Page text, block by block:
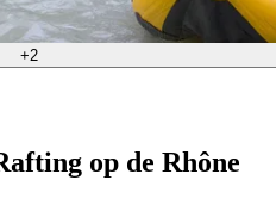
+2
op de Rhône